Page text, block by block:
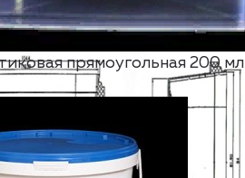
прямоугольная 200 мл